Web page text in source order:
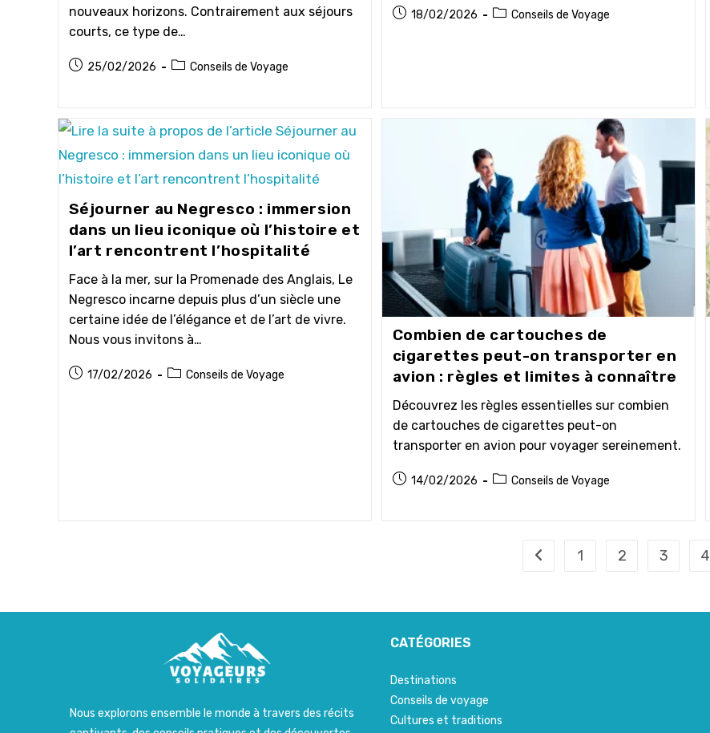
nouveaux horizons. Contrairement aux séjours
courts, ce type de…
Publication
25/02/2026
PostConseils de Voyage
Publication
18/02/2026
PostConseils de Voyage
Séjourner au Negresco : immersion
dans un lieu iconique où l’histoire et
l’art rencontrent l’hospitalité
Face à la mer, sur la Promenade des Anglais, Le
Negresco incarne depuis plus d’un siècle une
certaine idée de l’élégance et de l’art de vivre.
Nous vous invitons à…
Publication
17/02/2026
PostConseils de Voyage
Combien de cartouches de
cigarettes peut-on transporter en
avion : règles et limites à connaître
Découvrez les règles essentielles sur combien
de cartouches de cigarettes peut-on
transporter en avion pour voyager sereinement.
Publication
14/02/2026
PostConseils de Voyage
Go to the previous page
1 2 3 4
Nous explorons ensemble le monde à travers des récits
CATÉGORIES
Destinations
Conseils de voyage
Cultures et traditions